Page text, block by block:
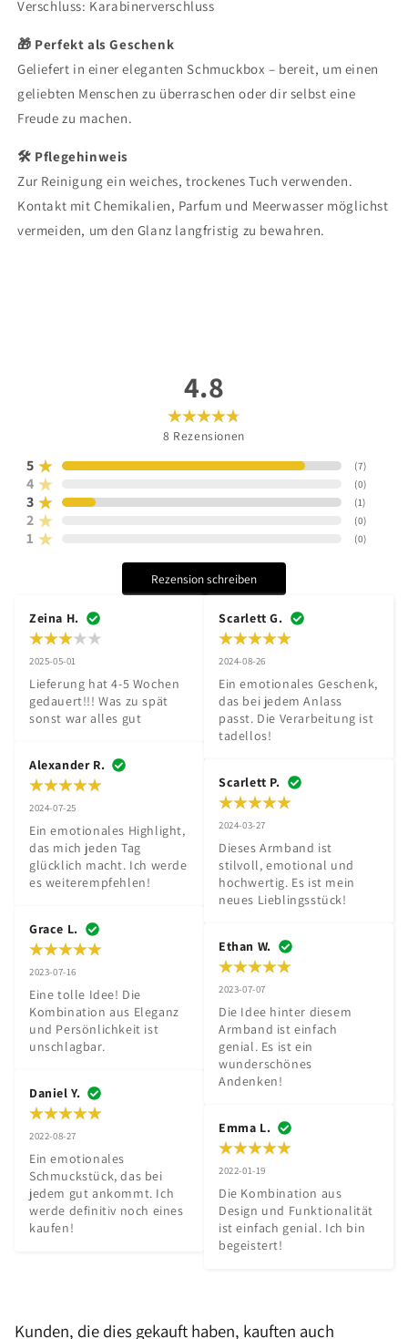
Verschluss: Karabinerverschluss
🎁 Perfekt als Geschenk
Geliefert in einer eleganten Schmuckbox – bereit, um einen
geliebten Menschen zu überraschen oder dir selbst eine
Freude zu machen.
🛠 Pflegehinweis
Zur Reinigung ein weiches, trockenes Tuch verwenden.
Kontakt mit Chemikalien, Parfum und Meerwasser möglichst
vermeiden, um den Glanz langfristig zu bewahren.
4.8
8 Rezensionen
5 (7)
4 (0)
3 (1)
2 (0)
1 (0)
Rezension schreiben
Zeina H.
2025-05-01
Lieferung hat 4-5 Wochen
gedauert!!! Was zu spät
sonst war alles gut
Alexander R.
2024-07-25
Ein emotionales Highlight,
das mich jeden Tag
glücklich macht. Ich werde
es weiterempfehlen!
Grace L.
2023-07-16
Eine tolle Idee! Die
Kombination aus Eleganz
und Persönlichkeit ist
unschlagbar.
Daniel Y.
2022-08-27
Ein emotionales
Schmuckstück, das bei
jedem gut ankommt. Ich
werde definitiv noch eines
kaufen!
Scarlett G.
2024-08-26
Ein emotionales Geschenk,
das bei jedem Anlass
passt. Die Verarbeitung ist
tadellos!
Scarlett P.
2024-03-27
Dieses Armband ist
stilvoll, emotional und
hochwertig. Es ist mein
neues Lieblingsstück!
Ethan W.
2023-07-07
Die Idee hinter diesem
Armband ist einfach
genial. Es ist ein
wunderschönes
Andenken!
Emma L.
2022-01-19
Die Kombination aus
Design und Funktionalität
ist einfach genial. Ich bin
begeistert!
Kunden, die dies gekauft haben, kauften auch